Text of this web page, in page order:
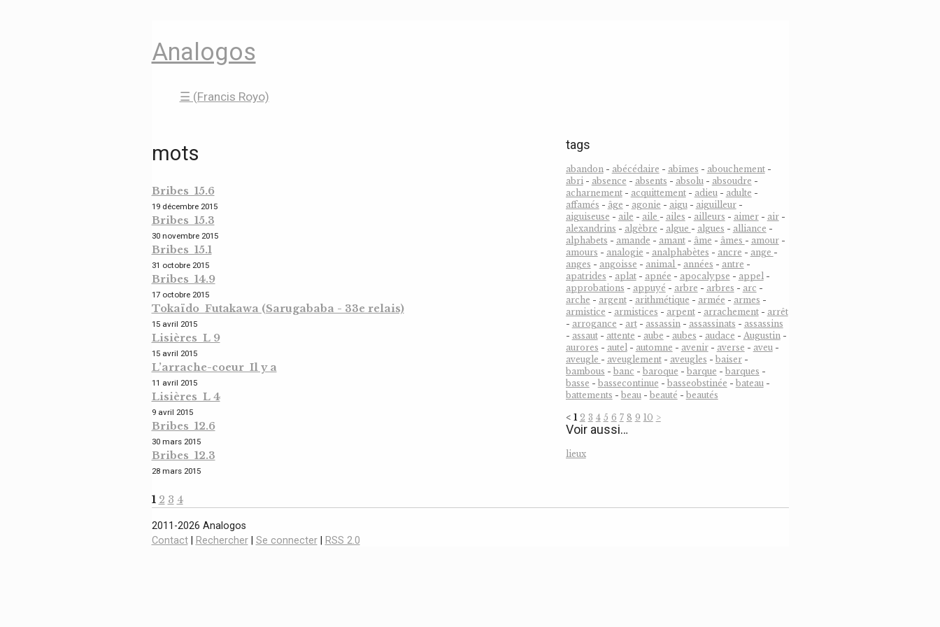
Analogos
☰ (Francis Royo)
mots
Bribes 15.6
19 décembre 2015
Bribes 15.3
30 novembre 2015
Bribes 15.1
31 octobre 2015
Bribes 14.9
17 octobre 2015
Tokaïdo Futakawa (Sarugababa - 33e relais)
15 avril 2015
Lisières L 9
15 avril 2015
L’arrache-coeur Il y a
11 avril 2015
Lisières L 4
9 avril 2015
Bribes 12.6
30 mars 2015
Bribes 12.3
28 mars 2015
1 2 3 4
tags
abandon- abécédaire - abîmes - abouchement-
abri- absence - absents - absolu- absoudre -
acharnement- acquittement- adieu- adulte -
affamés - âge - agonie - aigu- aiguilleur-
aiguiseuse - aile - aile - ailes - ailleurs - aimer- air-
alexandrins - algèbre - algue - algues - alliance -
alphabets - amande - amant- âme - âmes - amour-
amours - analogie - analphabètes - ancre - ange -
anges - angoisse - animal - années - antre -
apatrides - aplat- apnée - apocalypse - appel-
approbations - appuyé - arbre - arbres - arc -
arche - argent- arithmétique - armée - armes -
armistice - armistices - arpent- arrachement- arrêt
- arrogance - art- assassin- assassinats - assassins
- assaut- attente - aube - aubes - audace - Augustin-
aurores - autel- automne - avenir- averse - aveu-
aveugle - aveuglement- aveugles - baiser-
bambous - banc - baroque - barque - barques -
basse - bassecontinue - basseobstinée - bateau-
battements - beau- beauté - beautés
< 1 2 3 4 5 6 7 8 9 10 >
Voir aussi…
lieux
2011-2026 Analogos
Contact| Rechercher| Se connecter| RSS 2.0